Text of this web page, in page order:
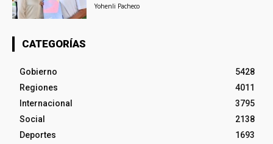
Yohenli Pacheco
CATEGORÍAS
Gobierno
5428
Regiones
4011
Internacional
3795
Social
2138
Deportes
1693